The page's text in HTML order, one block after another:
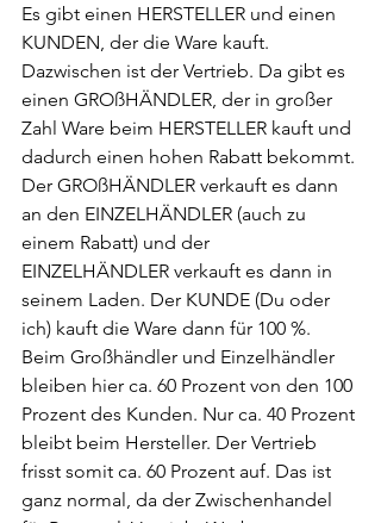
Es gibt einen HERSTELLER und einen
KUNDEN, der die Ware kauft.
Dazwischen ist der Vertrieb. Da gibt es
einen GROßHÄNDLER, der in großer
Zahl Ware beim HERSTELLER kauft und
dadurch einen hohen Rabatt bekommt.
Der GROßHÄNDLER verkauft es dann
an den EINZELHÄNDLER (auch zu
einem Rabatt) und der
EINZELHÄNDLER verkauft es dann in
seinem Laden. Der KUNDE (Du oder
ich) kauft die Ware dann für 100 %.
Beim Großhändler und Einzelhändler
bleiben hier ca. 60 Prozent von den 100
Prozent des Kunden. Nur ca. 40 Prozent
bleibt beim Hersteller. Der Vertrieb
frisst somit ca. 60 Prozent auf. Das ist
ganz normal, da der Zwischenhandel